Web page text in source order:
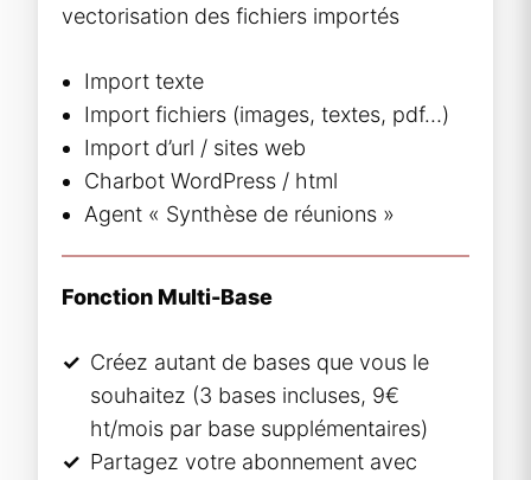
vectorisation des fichiers importés
Import texte
Import fichiers (images, textes, pdf…)
Import d’url / sites web
Charbot WordPress / html
Agent « Synthèse de réunions »
Fonction Multi-Base
Créez autant de bases que vous le
souhaitez (3 bases incluses, 9€
ht/mois par base supplémentaires)
Partagez votre abonnement avec